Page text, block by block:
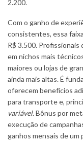
2.200.
Com o ganho de
consistentes, essa
R$ 3.500. Profissionais
em nichos mais
maiores ou lojas de
ainda mais altas. É
oferecem benefícios
para transporte e,
variável. Bônus por
execução de
ganhos mensais de